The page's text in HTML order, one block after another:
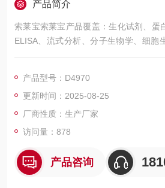
产品简介
索莱宝索莱宝产品覆盖：生化试剂、蛋
ELISA、流式分析、分子生物学、细胞
生化试剂盒、染色试剂、分析标准品、
26761-40-0
产品型号：D4970
更新时间：2025-08-25
厂商性质：生产厂家
访问量：878
产品咨询